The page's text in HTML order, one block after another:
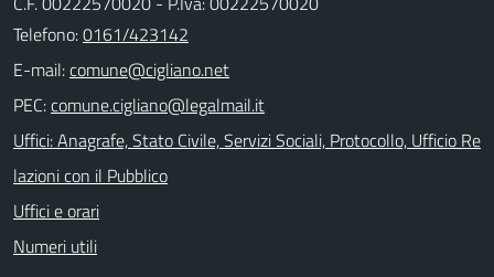
Telefono:0161/423142
E-mail:
PEC:
Uffici: Anagrafe, Stato Civile, Servizi Sociali, Protocollo, Ufficio Re
lazioni con il Pubblico
Uffici e orari
Numeri utili